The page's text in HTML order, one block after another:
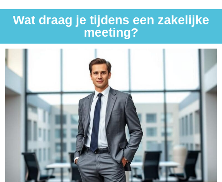
Wat draag je tijdens een zakelijke
meeting?